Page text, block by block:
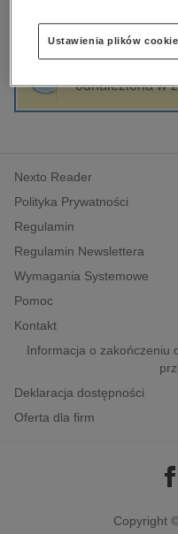
edukacja
hobby, sport,
komputery,
polityka,
psychologiczne
inne
popularno-naukowe
historia
Sortowanie
odnaleziona w
Nexto Reader
Polityka Prywatności
Regulamin
Regulamin Newslettera
Wymagania Systemowe
Pomoc
Kontakt
Informacja o zakończeniu
Deklaracja dostępności
Oferta dla firm
Copyright
Ustawienia plików cookie